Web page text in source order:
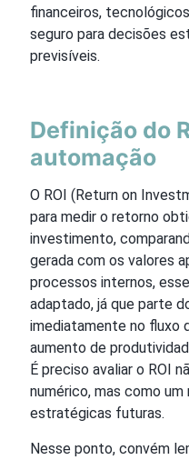
financeiros,
seguro para decisões
previsíveis.
Definição do
automação
O ROI (Return on
para medir o retorno
investimento,
gerada com os valores
processos internos,
adaptado, já que parte
imediatamente no fluxo
aumento de
É preciso avaliar o ROI
numérico, mas como
estratégicas futuras.
Nesse ponto, convém